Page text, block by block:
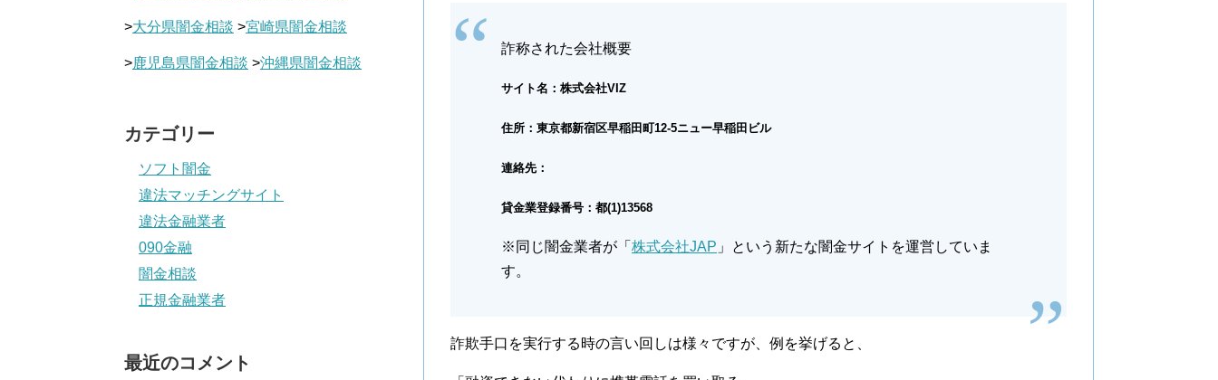
詐称された会社概要
サイト名：株式会社VIZ
住所：東京都新宿区早稲田町12-5ニュー早稲田ビル
連絡先：
貸金業登録番号：都(1)13568
※同じ闇金業者が「 株式会社JAP 」という新たな闇金サイトを運営していま
す。
詐欺手口を実行する時の言い回しは様々ですが、例を挙げると、
>大分県闇金相談 >宮崎県闇金相談
>鹿児島県闇金相談 >沖縄県闇金相談
カテゴリー
ソフト闇金
違法マッチングサイト
違法金融業者
090金融
闇金相談
正規金融業者
最近のコメント